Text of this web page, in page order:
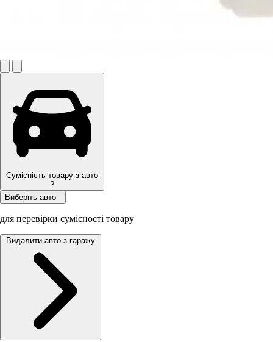
Сумісність товару з авто
?
Виберіть авто
для перевірки сумісності товару
Видалити авто з гаражу